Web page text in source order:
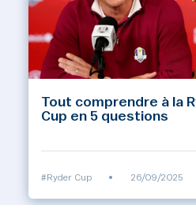
Tout comprendre à la
Cup en 5 questions
#Ryder Cup • 26/09/2025